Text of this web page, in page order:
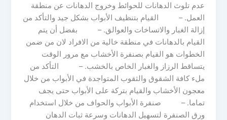
عدم تلوث الدهانات للحوائط وخروج الدهانات عن منطقة
العمل. – القيام بتنظيف الأبواب بشكل جيد والتأكد من
إزالة الغبار والاتساخات والعوالق. – بفضل أن يتم
القيام بالدهانات في منطقة خالية من الافراد لان من ضمن
الخطوات هو القيام بصنفرة الأخشاب مع مرور الوقت
يتساقط الرزاز والغبار الخاص بالخشب. – التأكد من
ملء كافة الشقوق والثقوب المتواجدة في الأبواب من خلال
معجون الأخشاب والقيام بتركة على الأبواب حتى يجف
تماما. – صنفرة الأبواب والحواف من خلال استخدام
ورق الصنفرة لتسهيل الدهانات وسرعة ثبات الدهان